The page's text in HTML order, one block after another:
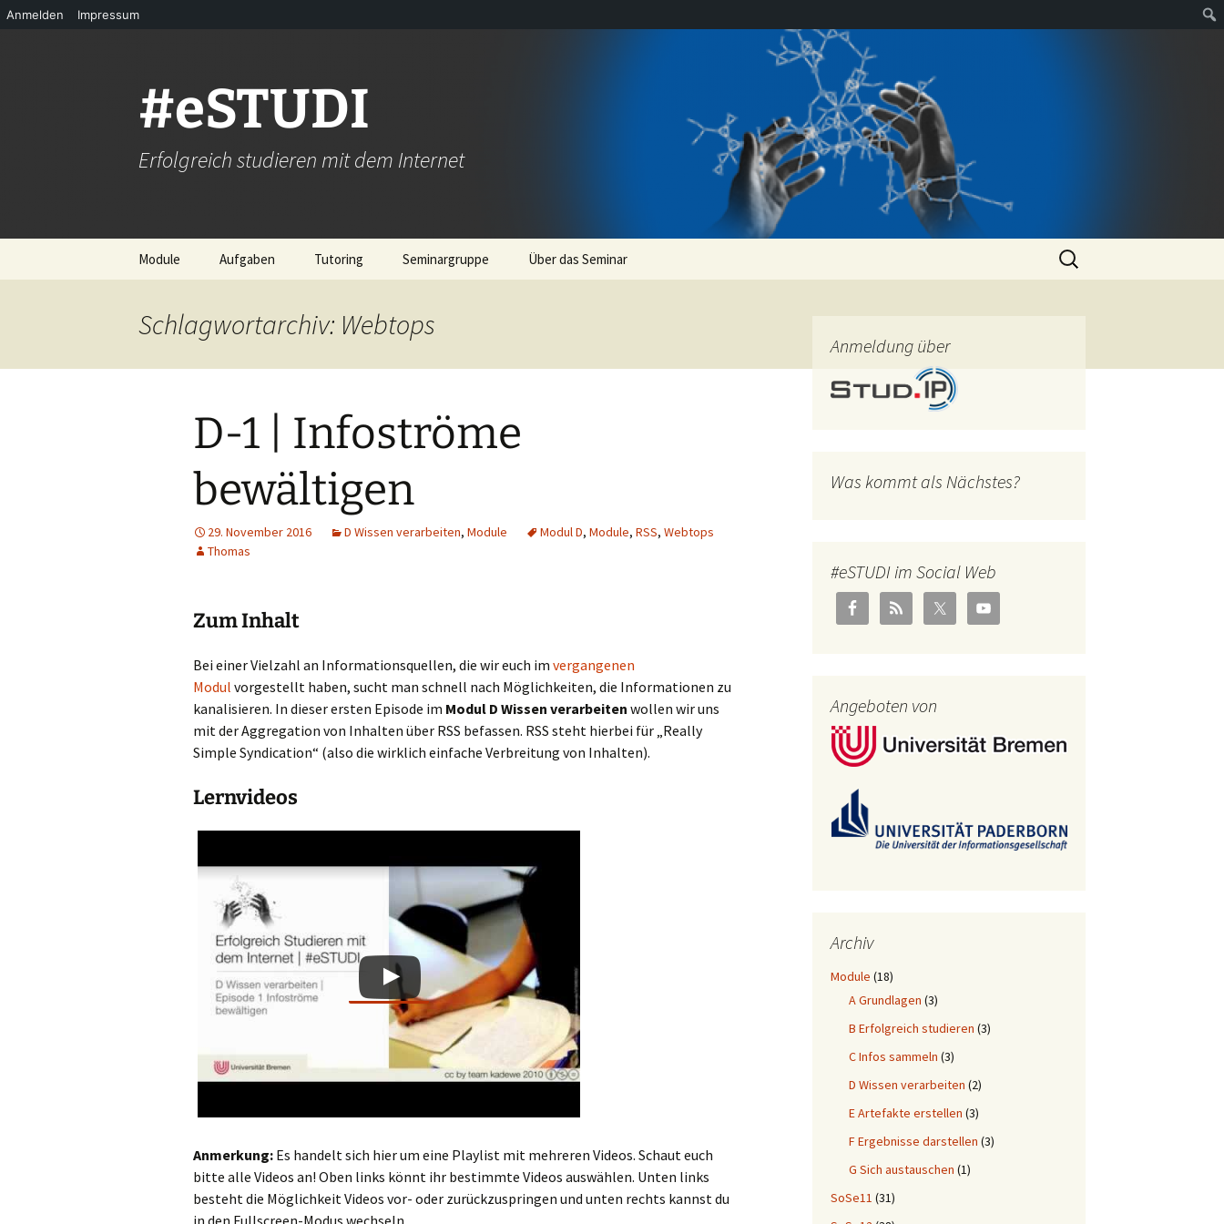
Anmelden Impressum
#eSTUDI
Erfolgreich studieren mit dem Internet
Module
B Erfolgreich studieren
D Wissen verarbeiten
F Ergebnisse darstellen
G Sich austauschen
Aufgaben
erstellen – so geht’s!
Tutoring
funktioniert’s!
Seminargruppe Über das Seminar
Suchen
nach:
Schlagwortarchiv: Webtops
D-1 | Infoströme
bewältigen
29. November 2016 D Wissen verarbeiten, Module Modul D, Module, RSS, Webtops
Thomas
Zum Inhalt
Bei einer Vielzahl an Informationsquellen, die wir euch im vergangenen
Modul vorgestellt haben, sucht man schnell nach Möglichkeiten, die Informationen zu
kanalisieren. In dieser ersten Episode im Modul D Wissen verarbeiten wollen wir uns
mit der Aggregation von Inhalten über RSS befassen. RSS steht hierbei für „Really
Simple Syndication“ (also die wirklich einfache Verbreitung von Inhalten).
Lernvideos
Anmerkung: Es handelt sich hier um eine Playlist mit mehreren Videos. Schaut euch
bitte alle Videos an! Oben links könnt ihr bestimmte Videos auswählen. Unten links
besteht die Möglichkeit Videos vor- oder zurückzuspringen und unten rechts kannst du
in den Fullscreen-Modus wechseln.
Anmeldung über
Was kommt als Nächstes?
#eSTUDI im Social Web
Angeboten von
Archiv
Module (18)
A Grundlagen (3)
B Erfolgreich studieren (3)
C Infos sammeln (3)
D Wissen verarbeiten (2)
E Artefakte erstellen (3)
F Ergebnisse darstellen (3)
G Sich austauschen (1)
SoSe11 (31)